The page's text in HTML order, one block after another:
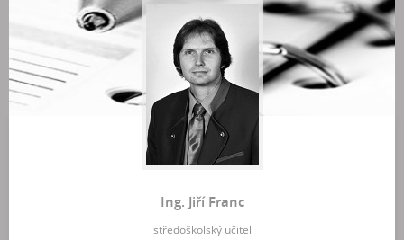
Ing. Jiří Franc
středoškolský učitel